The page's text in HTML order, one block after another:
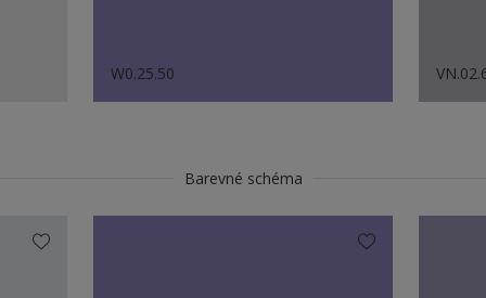
W0.25.50
Barevné schéma